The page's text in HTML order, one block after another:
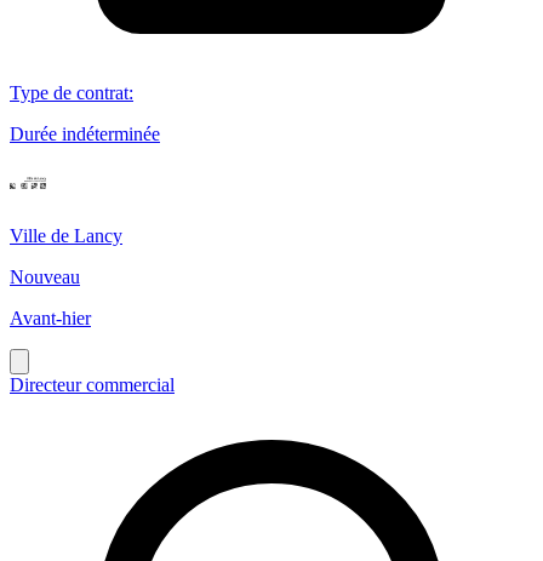
Type de contrat:
Durée indéterminée
Ville de Lancy
Nouveau
Avant-hier
Directeur commercial